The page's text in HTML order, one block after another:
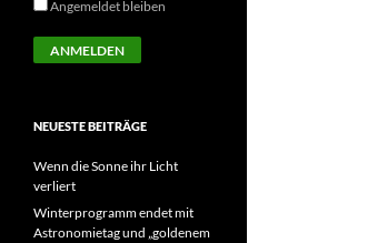
Angemeldet bleiben
NEUESTE BEITRÄGE
Wenn die Sonne ihr Licht
verliert
Winterprogramm endet mit
Astronomietag und „goldenem